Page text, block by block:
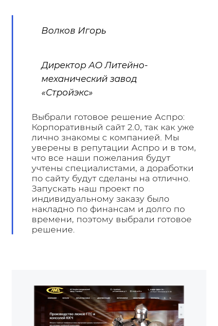
Волков Игорь
Директор АО Литейно-
механический завод
«Стройэкс»
Выбрали готовое решение Аспро:
Корпоративный сайт 2.0, так как уже
лично знакомы с компанией. Мы
уверены в репутации Аспро и в том,
что все наши пожелания будут
учтены специалистами, а доработки
по сайту будут сделаны на отлично.
Запускать наш проект по
индивидуальному заказу было
накладно по финансам и долго по
времени, поэтому выбрали готовое
решение.